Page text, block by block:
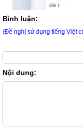
Bình luận:
(Đề nghị sử dụng tiếng Việt
Nội dung: